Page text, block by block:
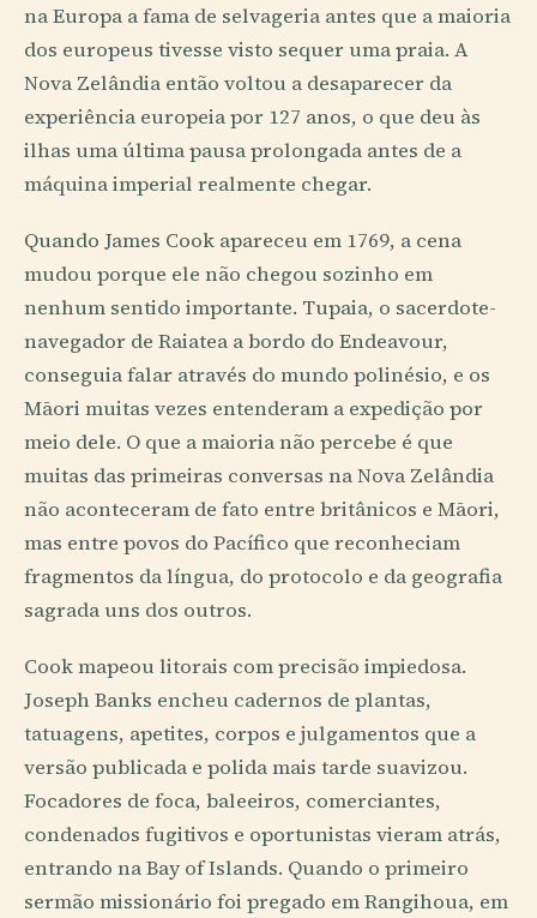
na Europa a fama de selvageria antes que a maioria
dos europeus tivesse visto sequer uma praia. A
Nova Zelândia então voltou a desaparecer da
experiência europeia por 127 anos, o que deu às
ilhas uma última pausa prolongada antes de a
máquina imperial realmente chegar.
Quando James Cook apareceu em 1769, a cena
mudou porque ele não chegou sozinho em
nenhum sentido importante. Tupaia, o sacerdote-
navegador de Raiatea a bordo do Endeavour,
conseguia falar através do mundo polinésio, e os
Māori muitas vezes entenderam a expedição por
meio dele. O que a maioria não percebe é que
muitas das primeiras conversas na Nova Zelândia
não aconteceram de fato entre britânicos e Māori,
mas entre povos do Pacífico que reconheciam
fragmentos da língua, do protocolo e da geografia
sagrada uns dos outros.
Cook mapeou litorais com precisão impiedosa.
Joseph Banks encheu cadernos de plantas,
tatuagens, apetites, corpos e julgamentos que a
versão publicada e polida mais tarde suavizou.
Focadores de foca, baleeiros, comerciantes,
condenados fugitivos e oportunistas vieram atrás,
entrando na Bay of Islands. Quando o primeiro
sermão missionário foi pregado em Rangihoua, em